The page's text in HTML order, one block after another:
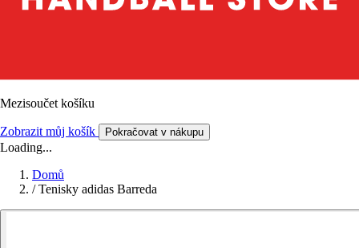
Mezisoučet košíku
Zobrazit můj košík Pokračovat v nákupu
Loading...
Domů
/ Tenisky adidas Barreda